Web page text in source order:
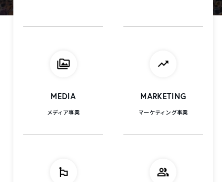
MEDIA
メディア事業
MARKETING
マーケティング事業